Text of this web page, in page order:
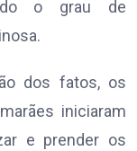
o grau de
dos fatos, os
iniciaram
e prender os